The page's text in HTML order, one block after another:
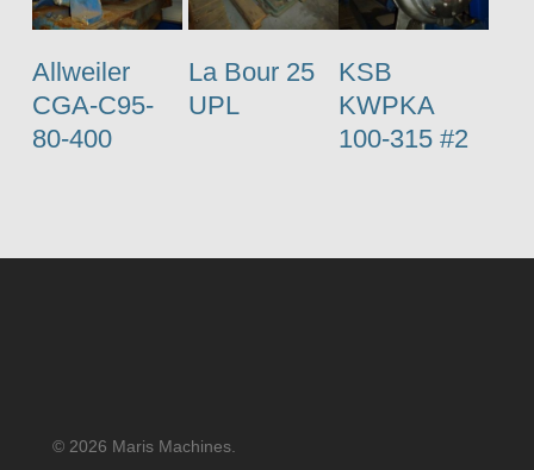
Allweiler
CGA-C95-
80-400
La Bour 25
UPL
KSB
KWPKA
100-315 #2
© 2026 Maris Machines.